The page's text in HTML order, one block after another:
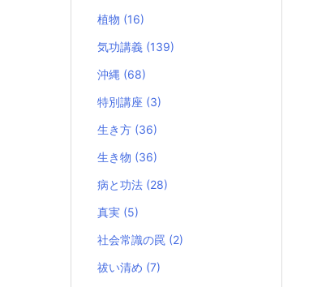
植物 (16)
気功講義 (139)
沖縄 (68)
特別講座 (3)
生き方 (36)
生き物 (36)
病と功法 (28)
真実 (5)
社会常識の罠 (2)
祓い清め (7)